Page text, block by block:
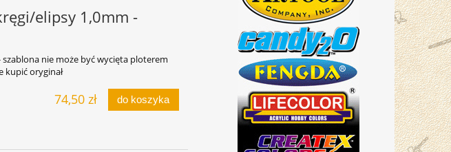
elipsy 1,0mm -
szablona nie może być wycięta ploterem
kupić oryginał
74,50 zł do koszyka